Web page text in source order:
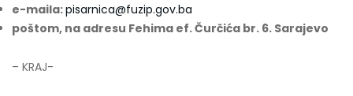
e-maila:pisarnica@fuzip.gov.ba
poštom, na adresu Fehima ef. Čurčića br. 6. Sarajevo
– KRAJ-